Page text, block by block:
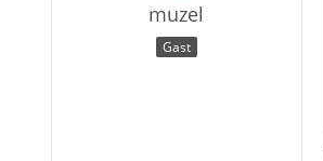
muzel
Gast